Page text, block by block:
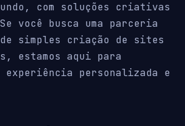
com soluções criativas
você busca uma parceria
simples criação de sites
estamos aqui para
experiência personalizada e